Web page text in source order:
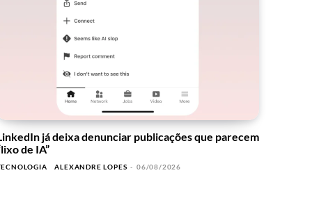
já deixa denunciar publicações que parecem
de IA”
ALEXANDRE LOPES - 06/08/2026